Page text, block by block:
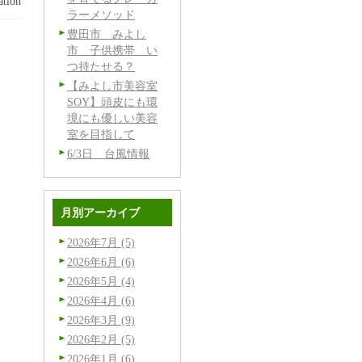
ラーメソッド
豊田市 みよし
市 子供携帯 い
つ持たせる？
【みよし市美容室
SOY】頭皮にも環
境にも優しい美容
室を目指して
6/3日 台風情報
月別アーカイブ
2026年7月 (5)
2026年6月 (6)
2026年5月 (4)
2026年4月 (6)
2026年3月 (9)
2026年2月 (5)
2026年1月 (6)